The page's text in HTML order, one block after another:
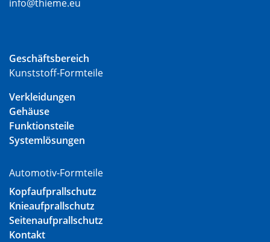
info@thieme.eu
Geschäftsbereich
Kunststoff-Formteile
Verkleidungen
Gehäuse
Funktionsteile
Systemlösungen
Automotiv-Formteile
Kopfaufprallschutz
Knieaufprallschutz
Seitenaufprallschutz
Kontakt